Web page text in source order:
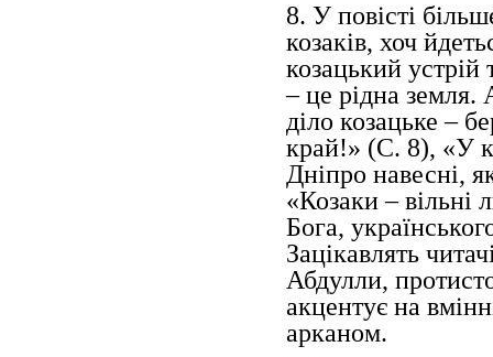
8. У повісті
козаків, хоч
козацький
– це рідна
діло козацьке –
край!» (С. 8), «У
Дніпро навесні,
«Козаки – вільні
Бога,
Зацікавлять
Абдулли,
акцентує на
арканом.